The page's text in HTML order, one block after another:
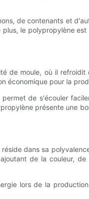
de contenants et
le polypropylène
de moule, où il
économique pour la
de s'écouler
présente une
dans sa
de la couleur,
lors de la